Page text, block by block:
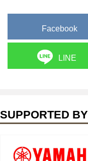
Facebook
LINE
SUPPORTED BY